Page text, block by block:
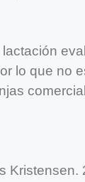
lo que no
Kristensen.